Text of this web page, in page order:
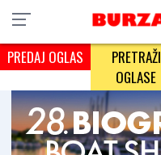
PREDAJ OGLAS
PRETRAŽI
OGLASE